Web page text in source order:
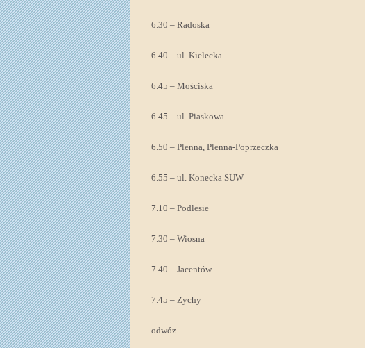
6.30 – Radoska
6.40 – ul. Kielecka
6.45 – Mościska
6.45 – ul. Piaskowa
6.50 – Plenna, Plenna-Poprzeczka
6.55 – ul. Konecka SUW
7.10 – Podlesie
7.30 – Wiosna
7.40 – Jacentów
7.45 – Zychy
odwóz